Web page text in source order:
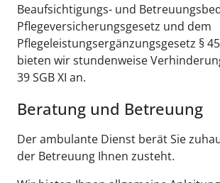
Beaufsichtigungs- und
Pflegeversicherungsgesetz und dem
Pflegeleistungsergänzungsgesetz §
bieten wir stundenweise
39 SGB XI an.
Beratung und Betreuung
Der ambulante Dienst berät Sie
der Betreuung Ihnen zusteht.